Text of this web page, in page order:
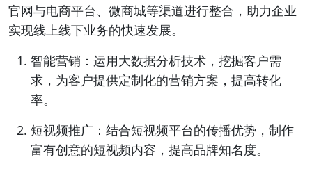
官网与电商平台、微商城等渠道进行整合，助力企业
实现线上线下业务的快速发展。
智能营销：运用大数据分析技术，挖掘客户需
求，为客户提供定制化的营销方案，提高转化
率。
短视频推广：结合短视频平台的传播优势，制作
富有创意的短视频内容，提高品牌知名度。